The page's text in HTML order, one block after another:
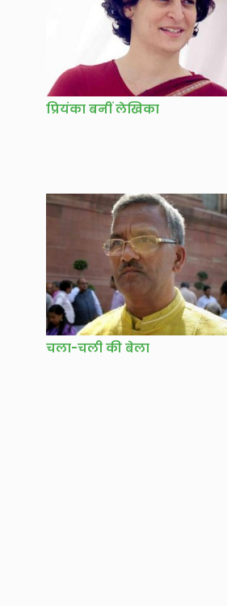
प्रियंका बनीं लेखिका
चला-चली की बेला